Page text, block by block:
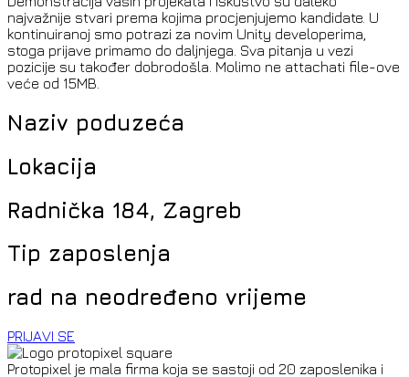
najvažnije stvari prema kojima procjenjujemo kandidate. U
kontinuiranoj smo potrazi za novim Unity developerima,
stoga prijave primamo do daljnjega. Sva pitanja u vezi
pozicije su također dobrodošla. Molimo ne attachati file-ove
veće od 15MB.
Naziv poduzeća
Lokacija
Radnička 184, Zagreb
Tip zaposlenja
rad na neodređeno vrijeme
PRIJAVI SE
Protopixel je mala firma koja se sastoji od 20 zaposlenika i